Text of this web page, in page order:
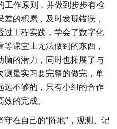
工作原则，并做到步步有检
的积累，及时发现错误，
过工程实践，学会了数字化
课堂上无法做到的东西，
脑的潜力，同时也拓展了与
测量实习要完整的做完，单
远不够的，只有小组的合作
的完成。
在自己的“阵地”，观测、记